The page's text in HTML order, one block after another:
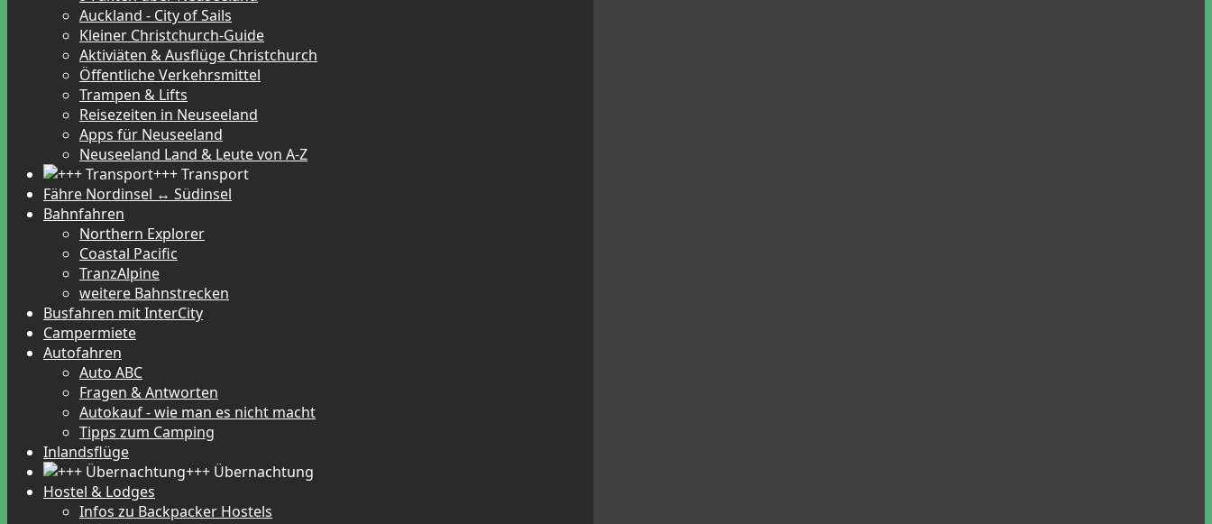
Auckland - City of Sails
Kleiner Christchurch-Guide
Aktiviäten & Ausflüge Christchurch
Öffentliche Verkehrsmittel
Trampen & Lifts
Reisezeiten in Neuseeland
Apps für Neuseeland
Neuseeland Land & Leute von A-Z
+++ Transport
Fähre Nordinsel ↔ Südinsel
Bahnfahren
Northern Explorer
Coastal Pacific
TranzAlpine
weitere Bahnstrecken
Busfahren mit InterCity
Campermiete
Autofahren
Auto ABC
Fragen & Antworten
Autokauf - wie man es nicht macht
Tipps zum Camping
Inlandsflüge
+++ Übernachtung
Hostel & Lodges
Infos zu Backpacker Hostels